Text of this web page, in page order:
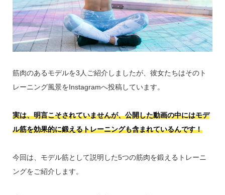
筋肉のあるモデルを3人ご紹介しましたが、彼女たちはそのト
レーニング風景をInstagramへ投稿しています。
実は、明言こそされていませんが、公開した動画の中にはモデ
ル筋を効果的に鍛えるトレーニングも含まれているんです！
今回は、モデル筋として説明した5つの筋肉を鍛えるトレーニ
ングをご紹介します。